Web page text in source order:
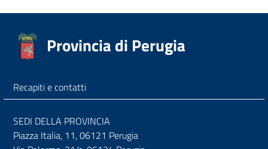
Provincia di Perugia
Recapiti e contatti
SEDI DELLA PROVINCIA
Piazza Italia, 11, 06121 Perugia